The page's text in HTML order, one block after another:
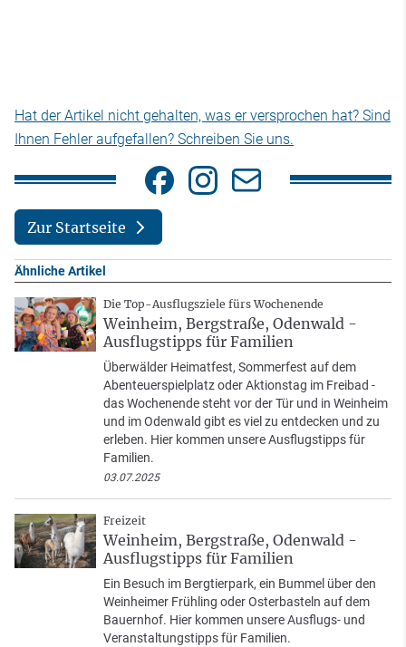
Hat der Artikel nicht gehalten, was er versprochen hat? Sind
Ihnen Fehler aufgefallen? Schreiben Sie uns.
Zur Startseite
Ähnliche Artikel
Die Top-Ausflugsziele fürs Wochenende
Weinheim, Bergstraße, Odenwald -
Ausflugstipps für Familien
Überwälder Heimatfest, Sommerfest auf dem
Abenteuerspielplatz oder Aktionstag im Freibad -
das Wochenende steht vor der Tür und in Weinheim
und im Odenwald gibt es viel zu entdecken und zu
erleben. Hier kommen unsere Ausflugstipps für
Familien.
03.07.2025
Freizeit
Weinheim, Bergstraße, Odenwald -
Ausflugstipps für Familien
Ein Besuch im Bergtierpark, ein Bummel über den
Weinheimer Frühling oder Osterbasteln auf dem
Bauernhof. Hier kommen unsere Ausflugs- und
Veranstaltungstipps für Familien.